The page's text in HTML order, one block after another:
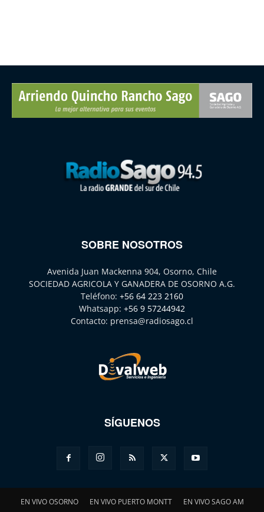
SOBRE NOSOTROS
Avenida Juan Mackenna 904, Osorno, Chile
SOCIEDAD AGRICOLA Y GANADERA DE OSORNO A.G.
Teléfono: +56 64 223 2160
Whatsapp: +56 9 57244942
Contacto: prensa@radiosago.cl
SÍGUENOS
EN VIVO OSORNO EN VIVO PUERTO MONTT EN VIVO SAGO AM